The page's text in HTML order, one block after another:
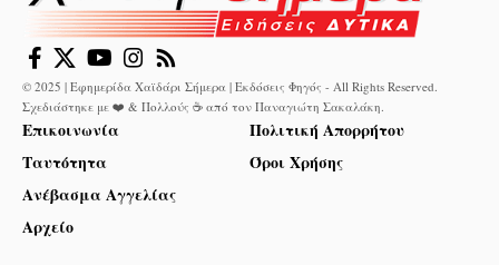
© 2025 | Εφημερίδα Χαϊδάρι Σήμερα | Εκδόσεις Φηγός - All Rights Reserved.
Σχεδιάστηκε με ❤️ & Πολλούς ☕ από τον Παναγιώτη Σακαλάκη
Επικοινωνία
Ταυτότητα
Ανέβασμα Αγγελίας
Αρχείο
Πολιτική Απορρήτου
Όροι Χρήσης